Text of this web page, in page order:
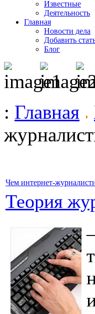
Известные
Деятельность
Главная
Новости дела
Добавить
Блог
: Главная
Чем интернет-
Теория